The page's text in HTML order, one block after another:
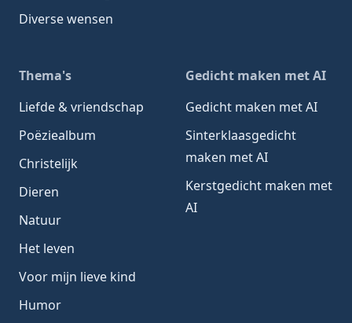
Diverse wensen
Thema's
Liefde & vriendschap
Poëziealbum
Christelijk
Dieren
Natuur
Het leven
Voor mijn lieve kind
Humor
Gedicht maken met AI
Gedicht maken met AI
Sinterklaasgedicht
maken met AI
Kerstgedicht maken met
AI